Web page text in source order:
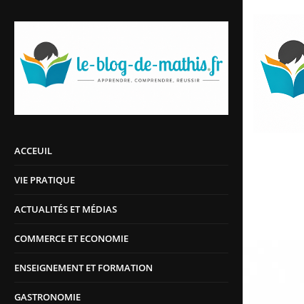
ACCEUIL
VIE PRATIQUE
ACTUALITÉS ET MÉDIAS
COMMERCE ET ECONOMIE
ENSEIGNEMENT ET FORMATION
GASTRONOMIE